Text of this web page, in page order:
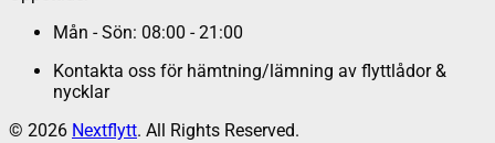
Mån - Sön: 08:00 - 21:00
Kontakta oss för hämtning/lämning av flyttlådor &
nycklar
© 2026 Nextflytt. All Rights Reserved.